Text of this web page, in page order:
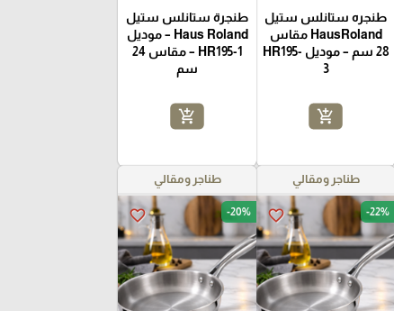
طنجره ستانلس ستيل
HausRoland مقاس
28 سم – موديل HR195-
3
add_shopping_cart
طنجرة ستانلس ستيل
Haus Roland – موديل
HR195-1 – مقاس 24
سم
add_shopping_cart
طناجر ومقالي
favorite_border -22%
طناجر ومقالي
favorite_border -20%